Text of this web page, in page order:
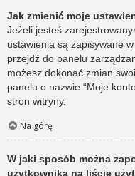
Jak zmienić moje
Jeżeli jesteś
ustawienia są zapisywane
przejdź do panelu
możesz dokonać zmian
panelu o nazwie “Moje
stron witryny.
Na górę
W jaki sposób można
użytkownika na liście